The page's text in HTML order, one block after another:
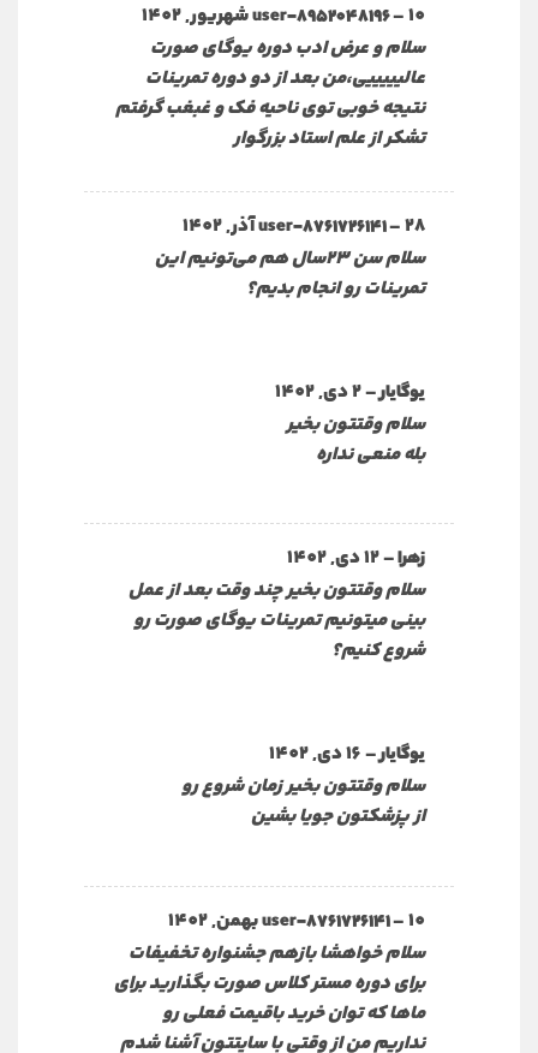
user-8952048196–10 شهریور, 1402
سلام و عرض ادب دوره یوگای صورت
عالیییییی،من بعد از دو دوره تمرینات
نتیجه خوبی توی ناحیه فک و غبغب گرفتم
تشکر از علم استاد بزرگوار
user-8761726141–28 آذر, 1402
سلام سن ۲۳سال هم می‌تونیم این
تمرینات رو انجام بدیم؟
یوگایار–2 دی, 1402
سلام وقتتون بخیر
بله منعی نداره
زهرا–12 دی, 1402
سلام وقتتون بخیر چند وقت بعد از عمل
بینی میتونیم تمرینات یوگای صورت رو
شروع کنیم؟
یوگایار–16 دی, 1402
سلام وقتتون بخیر زمان شروع رو
از پزشکتون جویا بشین
user-8761726141–10 بهمن, 1402
سلام خواهشا بازهم جشنواره تخفیفات
برای دوره مستر کلاس صورت بگذارید برای
ماها که توان خرید باقیمت فعلی رو
نداریم من از وقتی با سایتتون آشنا شدم